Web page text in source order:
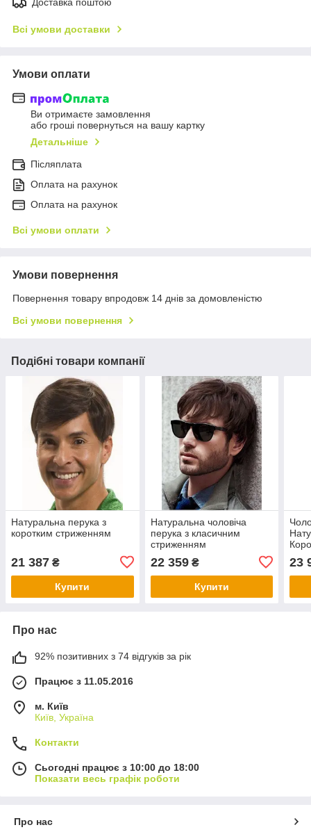
Всі умови доставки
Умови оплати
Ви отримаєте замовлення
або гроші повернуться на вашу картку
Детальніше
Післяплата
Оплата на рахунок
Оплата на рахунок
Всі умови оплати
Умови повернення
Повернення товару впродовж 14 днів за домовленістю
Всі умови повернення
Подібні товари компанії
Натуральна перука з
коротким стриженням
21 387 ₴
Купити
Натуральна чоловіча
перука з класичним
стриженням
22 359₴
Купити
23
Про нас
92% позитивних з 74 відгуків за рік
Працює з 11.05.2016
м. Київ
Київ, Україна
Контакти
Сьогодні працює з 10:00 до 18:00
Показати весь графік роботи
Про нас